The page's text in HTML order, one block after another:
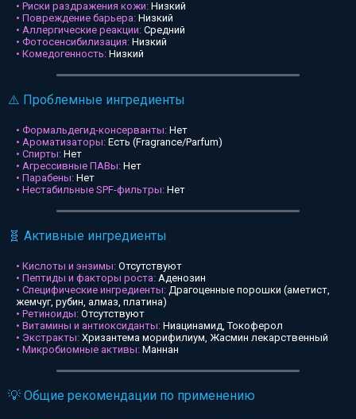
• Риски раздражения кожи: Низкий
• Повреждение барьера: Низкий
• Аллергические реакции: Средний
• Фотосенсибилизация: Низкий
• Комедогенность: Низкий
⚠️ Проблемные ингредиенты
• Формальдегид-консерванты: Нет
• Ароматизаторы: Есть (Fragrance/Parfum)
• Спирты: Нет
• Агрессивные ПАВы: Нет
• Парабены: Нет
• Нестабильные SPF-фильтры: Нет
🧬 Активные ингредиенты
• Кислоты и энзимы: Отсутствуют
• Пептиды и факторы роста: Аденозин
• Специфические ингредиенты: Драгоценные порошки (аметист,
жемчуг, рубин, алмаз, платина)
• Ретиноиды: Отсутствуют
• Витамины и антиоксиданты: Ниацинамид, Токоферол
• Экстракты: Хризантема морифилиум, Жасмин лекарственный
• Микробиомные активы: Маннан
💡 Общие рекомендации по применению